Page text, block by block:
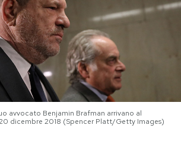
avvocato Benjamin Brafman arrivano al
dicembre 2018 (Spencer Platt/Getty Images)